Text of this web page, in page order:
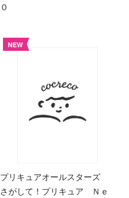
０
NEW
プリキュアオールスターズ
さがして！プリキュア Ｎｅ